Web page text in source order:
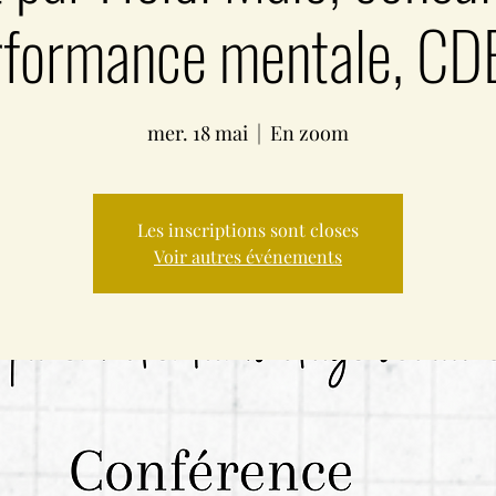
mentale,
mer. 18 mai
  |
En zoom
Les inscriptions sont closes
Voir autres événements